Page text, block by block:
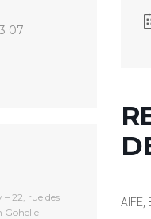
07
22, rue des
Gohelle
AIFE,